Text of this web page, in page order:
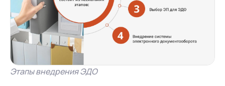
Этапы внедрения ЭДО
+7 Номер телефона
+7 Номер телефона
Отправить
+7 Номер телефона
Отправить
Я даю согласие на обработку
Перейти в корзину
Продолжить покупки